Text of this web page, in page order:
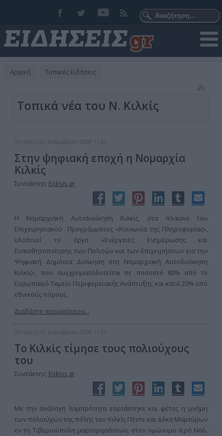
Αρχική Τοπικές Ειδήσεις
Τοπικά νέα του Ν. Κιλκίς
Τετάρτη, 03 Δεκεμβρίου 2008 11:33
Στην ψηφιακή εποχή η Νομαρχία
Κιλκίς
Συντάκτης: Eidisis.gr
Η Νομαρχιακή Αυτοδιοίκηση Κιλκίς, στα πλαίσια του
Επιχειρησιακού Προγράμματος «Κοινωνία της Πληροφορίας»,
υλοποιεί το έργο «Ενέργειες Ενημέρωσης και
Ευαισθητοποίησης των Πολιτών και των Επιχειρήσεων για την
Ψηφιακή Δημόσια Διοίκηση στη Νομαρχιακή Αυτοδιοίκηση
Κιλκίς», που συγχρηματοδοτείται σε ποσοστό 80% από το
Ευρωπαϊκό Ταμείο Περιφερειακής Ανάπτυξης και κατά 20% από
εθνικούς πόρους.
Διαβάστε περισσότερα...
Τετάρτη, 03 Δεκεμβρίου 2008 11:32
Το Κιλκίς τίμησε τους πολιούχους
του
Συντάκτης: Eidisis.gr
Με την ανάλογη λαμπρότητα εορτάστηκε και φέτος η μνήμη
των πολιούχων της πόλης του Κιλκίς Πέντε και Δέκα Μαρτύρων
εν τη Τιβεριούπολη μαρτυρησάντων, στον ομώνυμο Ιερό Ναό.